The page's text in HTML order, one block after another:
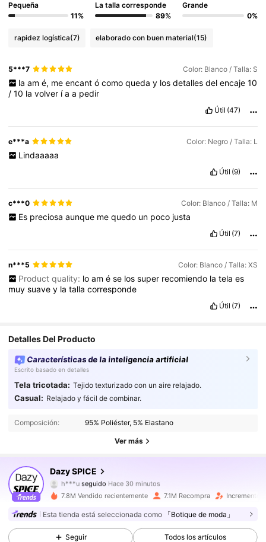
Pequeña
11%
La talla corresponde
89%
Grande
0%
rapidez logística(7) elaborado con buen material(15)
5***7 Color: Blanco / Talla: S
la am é, me encant ó como queda y los detalles del encaje 10
/10 lavolver íaa pedir
Útil (47)
e***a Color: Negro / Talla: L
Lindaaaaa
Útil (9)
c***0 Color: Blanco / Talla: M
Es preciosa aunque me quedo un poco justa
Útil (7)
n***5 Color: Blanco / Talla: XS
Product quality: lo am é se los super recomiendo la tela es
muysuavey latallacorresponde
Útil (7)
Detalles Del Producto
Características de la inteligencia artificial
Escrito basado en detalles
Tela tricotada: Tejido texturizado con un aire relajado.
Casual: Relajado y fácil de combinar.
Composición: 95% Poliéster, 5% Elastano
Ver más
Dazy SPICE
4,91 2M Seguidores
4,91 2M Seguidores
h***useguido
4,91
2M Seguidores
4,91 2M Seguidores
7.8M Vendido recientemente 7.1M Recompra Incremento
Esta tienda está seleccionada como 「Botique de moda」
Seguir Todos los artículos